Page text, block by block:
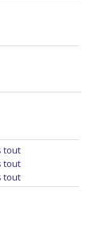
tout
tout
tout